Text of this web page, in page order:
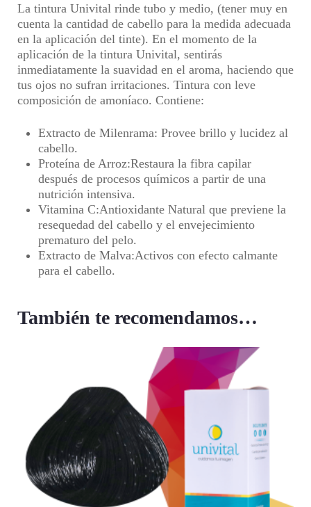
La tintura Univital rinde tubo y medio, (tener muy en
cuenta la cantidad de cabello para la medida adecuada
en la aplicación del tinte). En el momento de la
aplicación de la tintura Univital, sentirás
inmediatamente la suavidad en el aroma, haciendo que
tus ojos no sufran irritaciones. Tintura con leve
composición de amoníaco. Contiene:
Extracto de Milenrama: Provee brillo y lucidez al
cabello.
Proteína de Arroz:Restaura la fibra capilar
después de procesos químicos a partir de una
nutrición intensiva.
Vitamina C:Antioxidante Natural que previene la
resequedad del cabello y el envejecimiento
prematuro del pelo.
Extracto de Malva:Activos con efecto calmante
para el cabello.
También te recomendamos…